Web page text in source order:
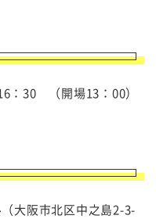
：30 （開場13：00）
大阪市北区中之島2-3-